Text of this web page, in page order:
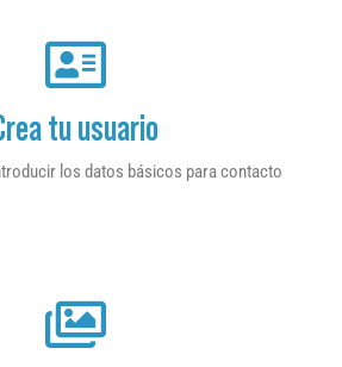
tu usuario
los datos básicos para contacto